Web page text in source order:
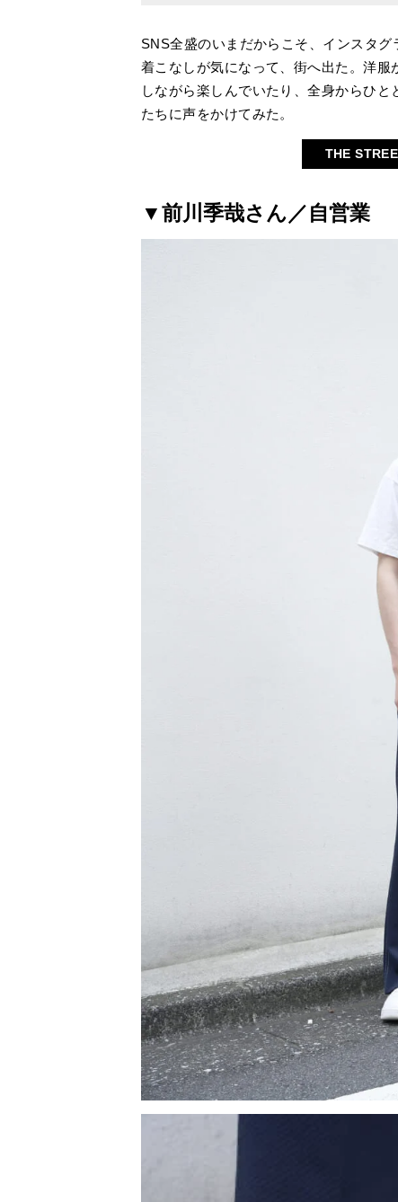
SNS全盛のいまだからこそ、インスタ
着こなしが気になって、街へ出た。洋
しながら楽しんでいたり、全身からひ
たちに声をかけてみた。
THE
▼前川季哉さん／自営業